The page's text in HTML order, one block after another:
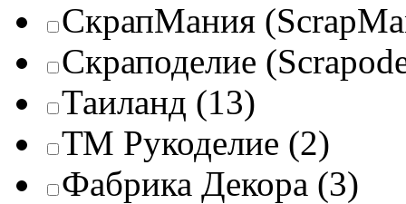
СкрапМания
Скраподелие
Таиланд (13)
ТМ Рукоделие (2)
Фабрика Декора (3)